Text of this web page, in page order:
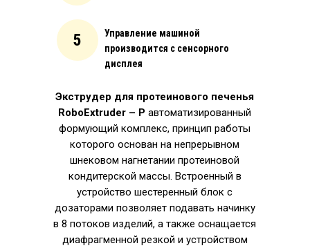
5
Управление машиной
производится с сенсорного
дисплея
Экструдер для протеинового печенья
RoboExtruder – P автоматизированный
формующий комплекс, принцип работы
которого основан на непрерывном
шнековом нагнетании протеиновой
кондитерской массы. Встроенный в
устройство шестеренный блок с
дозаторами позволяет подавать начинку
в 8 потоков изделий, а также оснащается
диафрагменной резкой и устройством